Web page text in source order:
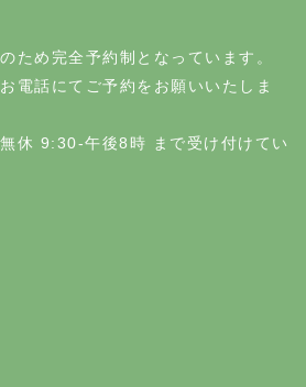
ため完全予約制となっています。
電話にてご予約をお願いいたしま
休 9:30-午後8時 まで受け付けてい